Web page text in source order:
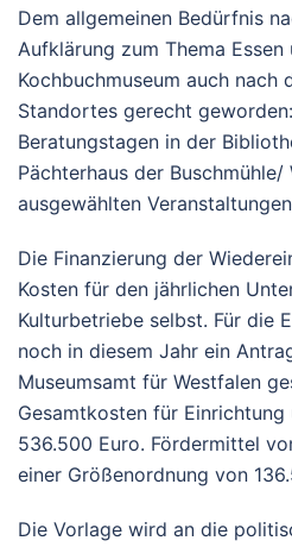
Dem allgemeinen Bedürfnis
Aufklärung zum Thema
Kochbuchmuseum auch nach
Standortes gerecht
Beratungstagen in der
Pächterhaus der
ausgewählten
Die Finanzierung der
Kosten für den jährlichen
Kulturbetriebe selbst. Für die
noch in diesem Jahr ein
Museumsamt für Westfalen
Gesamtkosten für
536.500 Euro. Fördermittel
einer Größenordnung von
Die Vorlage wird an die